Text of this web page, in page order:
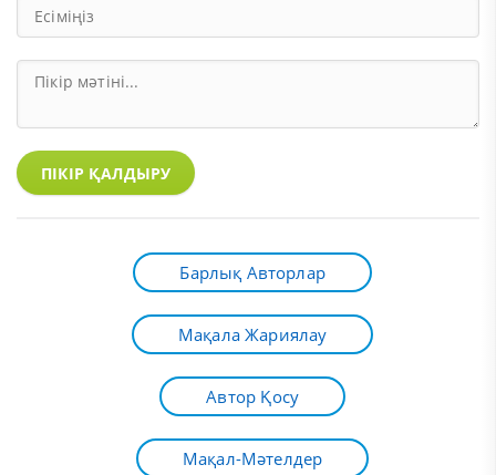
ПІКІР ҚАЛДЫРУ
Барлық Авторлар
Мақала Жариялау
Автор Қосу
Мақал-Мәтелдер